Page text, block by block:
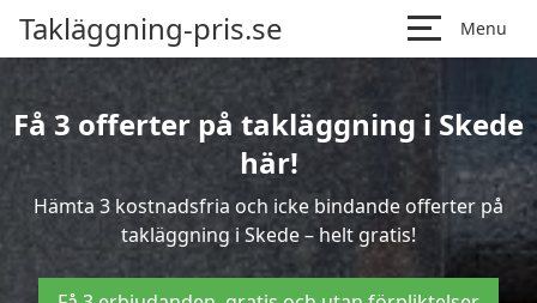
Takläggning-pris.se Menu
Få 3 offerter på takläggning i Skede
här!
Hämta 3 kostnadsfria och icke bindande offerter på
takläggning i Skede – helt gratis!